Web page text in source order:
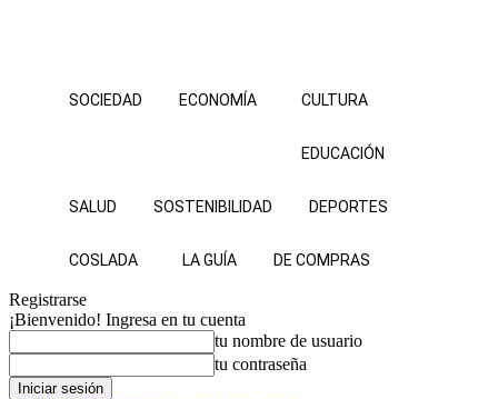
SOCIEDAD ECONOMÍA CULTURA
EDUCACIÓN
SALUD SOSTENIBILIDAD DEPORTES
COSLADA LA GUÍA DE COMPRAS
Registrarse
¡Bienvenido! Ingresa en tu cuenta
tu nombre de usuario
tu contraseña